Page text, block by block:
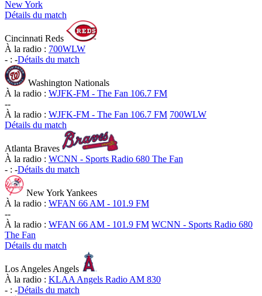
New York
Détails du match
Cincinnati Reds
À la radio : 700WLW
- : -Détails du match
Washington Nationals
À la radio : WJFK-FM - The Fan 106.7 FM
--
À la radio : WJFK-FM - The Fan 106.7 FM 700WLW
Détails du match
Atlanta Braves
À la radio : WCNN - Sports Radio 680 The Fan
- : -Détails du match
New York Yankees
À la radio : WFAN 66 AM - 101.9 FM
--
À la radio : WFAN 66 AM - 101.9 FM WCNN - Sports Radio 680
The Fan
Détails du match
Los Angeles Angels
À la radio : KLAA Angels Radio AM 830
- : -Détails du match